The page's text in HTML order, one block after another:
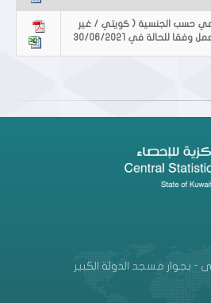
حسب الجنسية ( كويتي / غير
للحالة في 30/06/2021
- بجوار مسجد الدولة الكبير